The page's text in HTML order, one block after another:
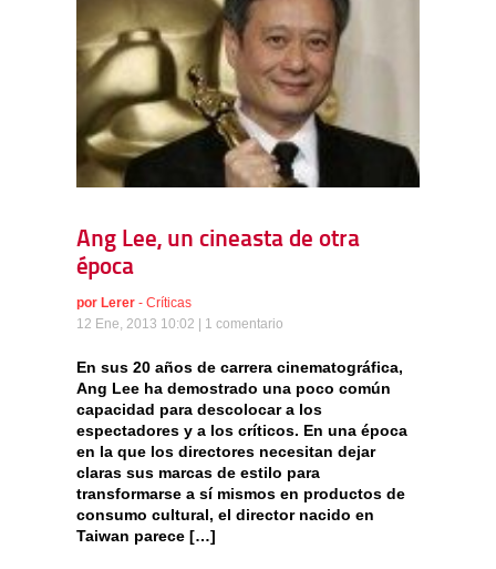
Ang Lee, un cineasta de otra
época
por Lerer - Críticas
12 Ene, 2013 10:02 | 1 comentario
En sus 20 años de carrera cinematográfica,
Ang Lee ha demostrado una poco común
capacidad para descolocar a los
espectadores y a los críticos. En una época
en la que los directores necesitan dejar
claras sus marcas de estilo para
transformarse a sí mismos en productos de
consumo cultural, el director nacido en
Taiwan parece […]